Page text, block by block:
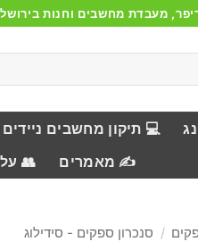
מעבדת מחשבים וחנות
💻 תיקון מחשבים ניידים
✍️ מאמרים
👥
/ סנכרון ספקים - סידילוג